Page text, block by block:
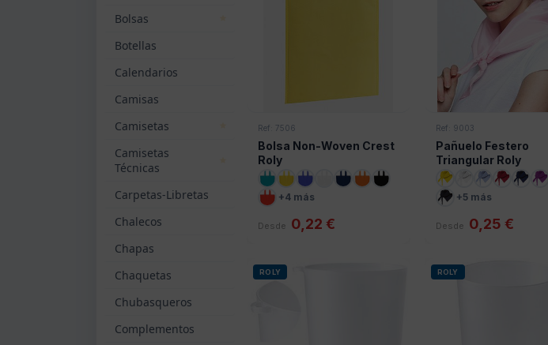
Bolsas
Botellas
Calendarios
Camisas
Camisetas
Camisetas
Técnicas
Carpetas-Libretas
Chalecos
Chapas
Chaquetas
Chubasqueros
Complementos
Ref: 7506
Bolsa Non-Woven Crest
Roly
+4 más
Desde 0,22 €
Ref: 9003
Pañuelo Festero
Triangular Roly
+5 más
Desde 0,25 €
ROLY ROLY